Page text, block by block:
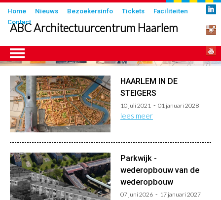
Overslaan
en
naar
inhoud
gaan
Submenu
Home Nieuws Bezoekersinfo Tickets
Faciliteiten
Contact
ABC Architectuurcentrum Haarlem
HAARLEM IN DE
STEIGERS
10 juli 2021 01 januari 2028
lees meer
Parkwijk -
wederopbouw van de
wederopbouw
07 juni 2026 17 januari 2027